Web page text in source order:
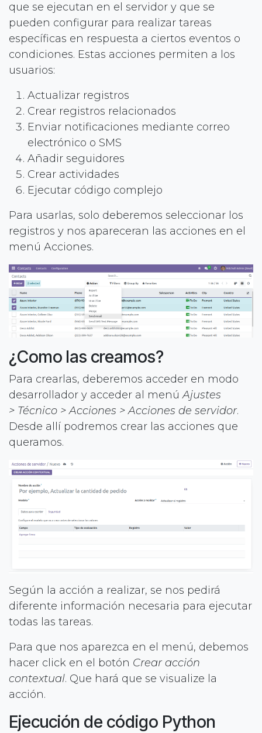
que se ejecutan en el servidor y que se
pueden configurar para realizar tareas
específicas en respuesta a ciertos eventos o
condiciones. Estas acciones permiten a los
usuarios:
Actualizar registros
Crear registros relacionados
Enviar notificaciones mediante correo
electrónico o SMS
Añadir seguidores
Crear actividades
Ejecutar código complejo
Para usarlas, solo deberemos seleccionar los
registros y nos apareceran las acciones en el
menú Acciones.
¿Como las creamos?
Para crearlas, deberemos acceder en modo
desarrollador y acceder al menúAjustes
> Técnico > Acciones > Acciones de servidor.
Desde allí podremos crear las acciones que
queramos.
Según la acción a realizar, se nos pedirá
diferente información necesaria para ejecutar
todas las tareas.
Para que nos aparezca en el menú, debemos
hacer click en el botón Crear acción
contextual. Que hará que se visualize la
acción.
Ejecución de código Python